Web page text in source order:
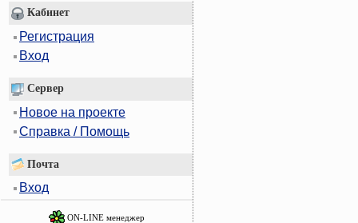
Кабинет
Регистрация
Вход
Сервер
Новое на проекте
Справка / Помощь
Почта
Вход
ON-LINE менеджер